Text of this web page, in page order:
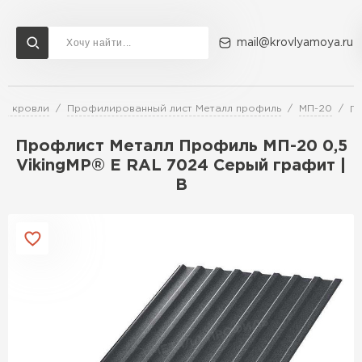
mail@krovlyamoya.ru
кровли Профилированный лист Металл профиль МП-20
Профлист Металл Профиль МП-20 0,5
VikingMP® E RAL 7024 Серый графит |
B
Сервисы расчета
Расчет штакетника для забора
Расчет водостока
Расчет софитов для кровли
Расчет кровли из профнастила
Доставка Контакты
ПЕРЕЙТИ